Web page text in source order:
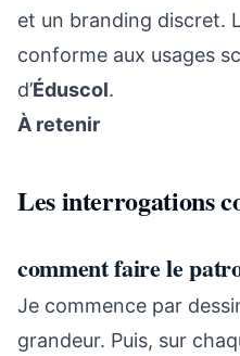
et un branding discret.
conforme aux usages
d’Éduscol.
À retenir
Les interrogations
comment faire le
Je commence par
grandeur. Puis, sur